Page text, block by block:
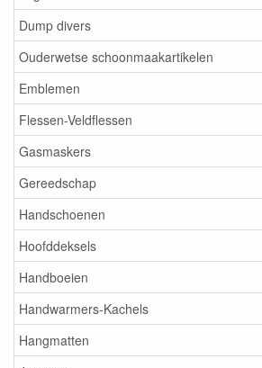
Dump divers
Ouderwetse schoonmaakartikelen
Emblemen
Flessen-Veldflessen
Gasmaskers
Gereedschap
Handschoenen
Hoofddeksels
Handboeien
Handwarmers-Kachels
Hangmatten